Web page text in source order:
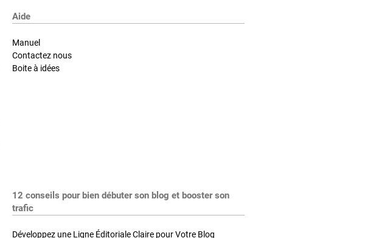
Aide
Manuel
Contactez nous
Boite à idées
12 conseils pour bien débuter son blog et booster son
trafic
Développez une Ligne Éditoriale Claire pour Votre Blog